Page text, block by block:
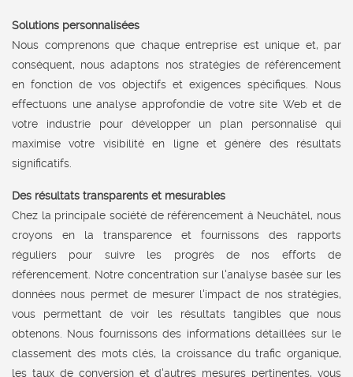
Solutions personnalisées
Nous comprenons que chaque entreprise est unique et, par
conséquent, nous adaptons nos stratégies de référencement
en fonction de vos objectifs et exigences spécifiques. Nous
effectuons une analyse approfondie de votre site Web et de
votre industrie pour développer un plan personnalisé qui
maximise votre visibilité en ligne et génère des résultats
significatifs.
Des résultats transparents et mesurables
Chez la principale société de référencement à Neuchâtel, nous
croyons en la transparence et fournissons des rapports
réguliers pour suivre les progrès de nos efforts de
référencement. Notre concentration sur l'analyse basée sur les
données nous permet de mesurer l'impact de nos stratégies,
vous permettant de voir les résultats tangibles que nous
obtenons. Nous fournissons des informations détaillées sur le
classement des mots clés, la croissance du trafic organique,
les taux de conversion et d'autres mesures pertinentes, vous